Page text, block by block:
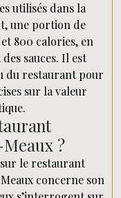
utilisés dans la
une portion de
800 calories, en
sauces. Il est
du restaurant pour
sur la valeur
?
le restaurant
concerne son